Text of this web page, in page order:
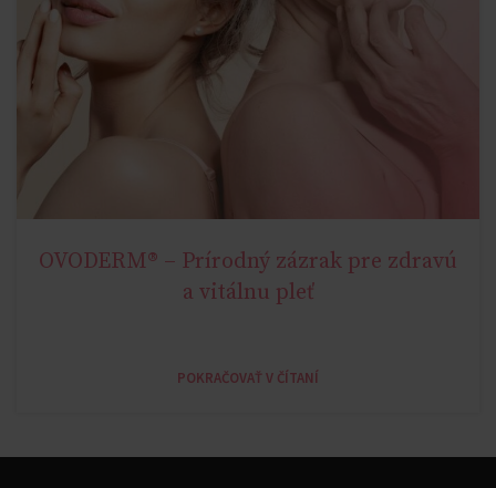
AGELESS
OVODERM® – Prírodný zázrak pre zdravú
a vitálnu pleť
POKRAČOVAŤ V ČÍTANÍ